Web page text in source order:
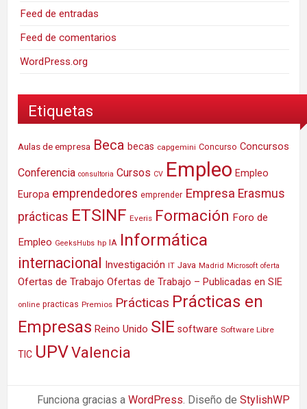
Feed de entradas
Feed de comentarios
WordPress.org
Etiquetas
Aulas de empresa Beca becas capgemini Concurso Concursos
Conferencia consultoria Cursos CV Empleo Empleo
Europa emprendedores emprender Empresa Erasmus
prácticas ETSINF Everis Formación Foro de
Empleo GeeksHubs hp IA Informática
internacional Investigación IT Java Madrid Microsoft oferta
Ofertas de Trabajo Ofertas de Trabajo – Publicadas en SIE
online practicas Premios Prácticas Prácticas en
Empresas Reino Unido SIE software Software Libre
TIC UPVValencia
Funciona gracias a WordPress . Diseño de StylishWP